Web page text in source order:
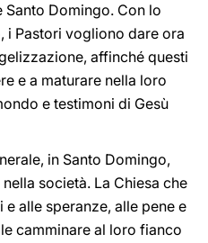
Santo Domingo. Con lo
i Pastori vogliono dare ora
affinché questi
e a maturare nella loro
e testimoni di Gesù
in Santo Domingo,
società. La Chiesa che
alle speranze, alle pene e
camminare al loro fianco